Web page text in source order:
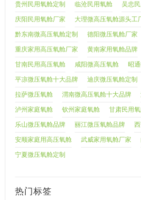
贵州民用氧舱定制 临沧民用氧舱 吴忠
庆阳民用氧舱厂家 大理微高压氧舱源头工
黔东南微高压氧舱定制 德阳微压氧舱厂家
重庆家用高压氧舱厂家 黄南家用氧舱品牌
甘南民用高压氧舱 咸阳微高压氧舱 昭
平凉微压氧舱十大品牌 迪庆微压氧舱定制
拉萨微压氧舱 渭南微高压氧舱十大品牌
泸州家庭氧舱 钦州家庭氧舱 甘肃民用
乐山微压氧舱品牌 丽江微压氧舱品牌
安顺家庭用高压氧舱 武威家用氧舱厂家
宁夏微压氧舱定制
热门标签